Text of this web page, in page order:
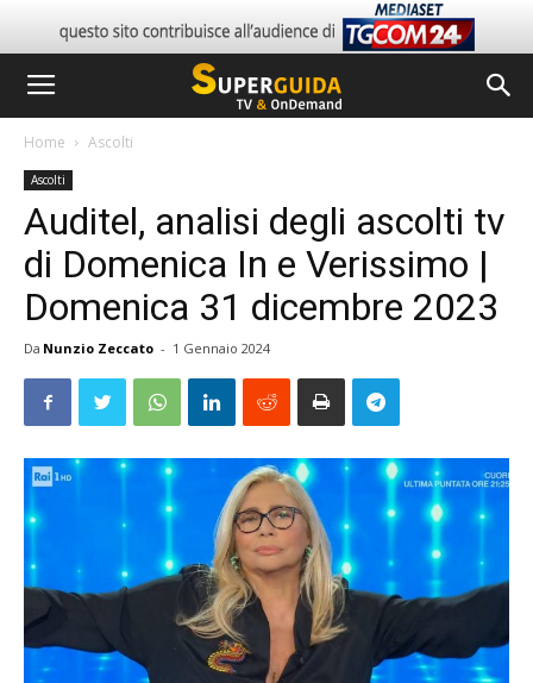
Home Ascolti
Ascolti
Auditel, analisi degli ascolti tv
di Domenica In e Verissimo |
Domenica 31 dicembre 2023
Da Nunzio Zeccato - 1 Gennaio 2024